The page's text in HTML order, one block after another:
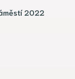
2022